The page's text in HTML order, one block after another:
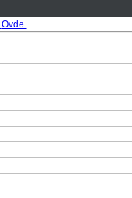
Ovde.